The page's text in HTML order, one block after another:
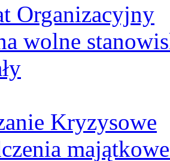
Organizacyjny
wolne
Kryzysowe